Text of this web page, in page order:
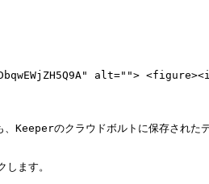
alt="">
Keeperのクラウドボルトに保存されたデ
ます。